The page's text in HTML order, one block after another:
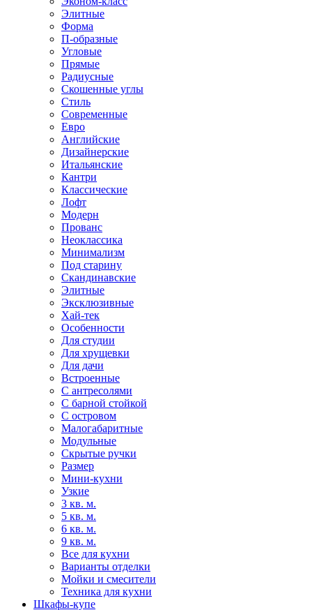
Элитные
Форма
П-образные
Угловые
Прямые
Радиусные
Скошенные углы
Стиль
Современные
Евро
Английские
Дизайнерские
Итальянские
Кантри
Классические
Лофт
Модерн
Прованс
Неоклассика
Минимализм
Под старину
Скандинавские
Элитные
Эксклюзивные
Хай-тек
Особенности
Для студии
Для хрущевки
Для дачи
Встроенные
С антресолями
С барной стойкой
С островом
Малогабаритные
Модульные
Скрытые ручки
Размер
Мини-кухни
Узкие
3 кв. м.
5 кв. м.
6 кв. м.
9 кв. м.
Все для кухни
Варианты отделки
Мойки и смесители
Техника для кухни
Шкафы-купе